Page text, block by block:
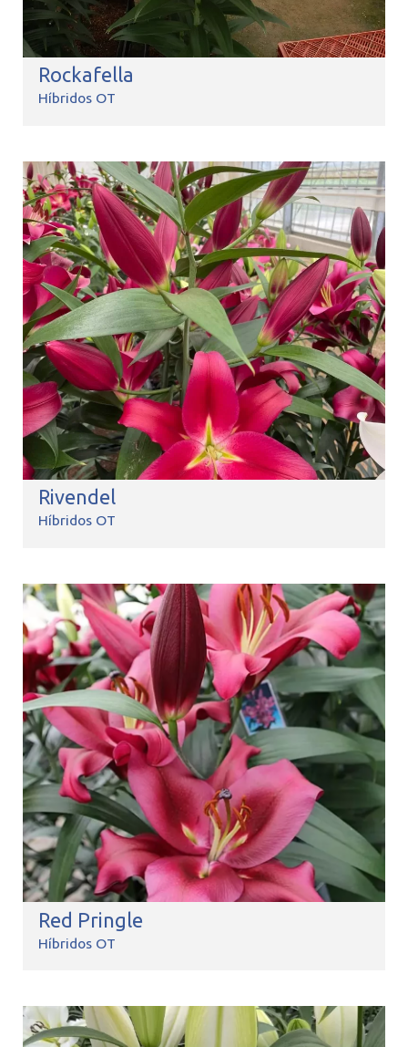
Rockafella
Híbridos OT
Rivendel
Híbridos OT
Red Pringle
Híbridos OT